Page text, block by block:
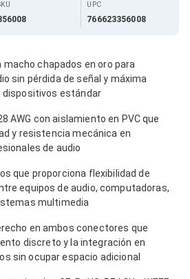
UPC
766623356008
chapados en oro para
sin pérdida de señal y máxima
dispositivos estándar
AWG con aislamiento en PVC que
y resistencia mecánica en
de audio
que proporciona flexibilidad de
equipos de audio, computadoras,
multimedia
en ambos conectores que
discreto y la integración en
sin ocupar espacio adicional